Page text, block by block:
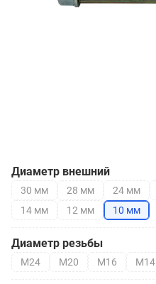
Диаметр внешний
30 мм 28 мм 24 мм
14 мм
12 мм 10 мм
Диаметр резьбы
М24 М20 М16 М14